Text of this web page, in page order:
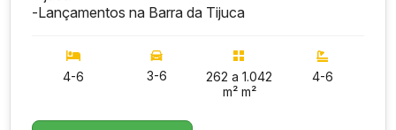
-Lançamentos na Barra da Tijuca
4-6 3-6
262 a 1.042
m² m²
4-6